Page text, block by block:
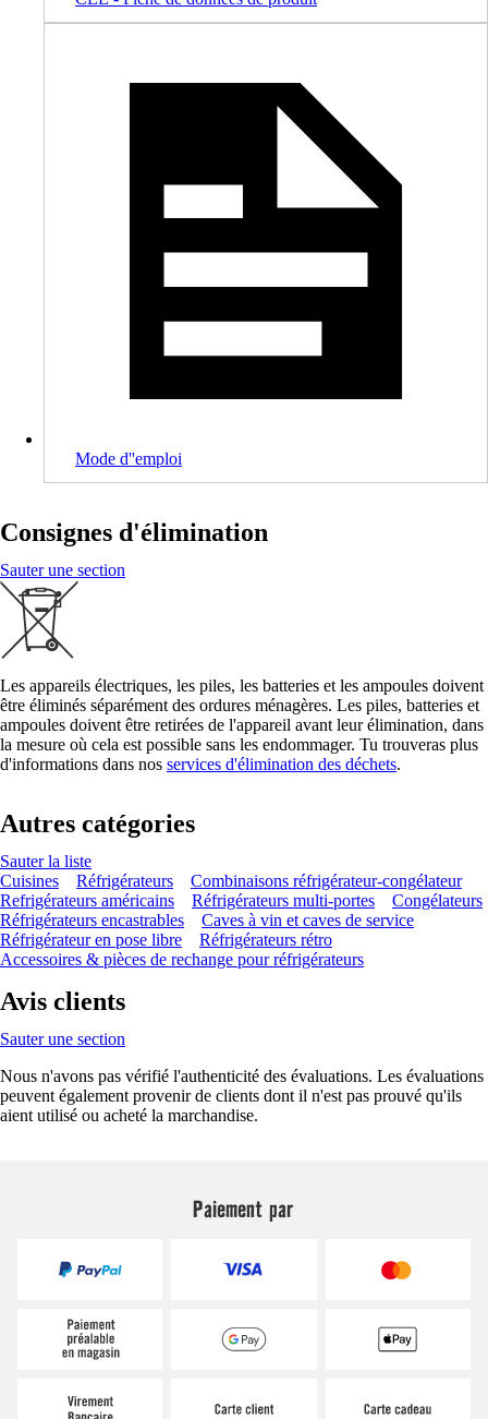
Mode d''emploi
Consignes d'élimination
Sauter une section
Les appareils électriques, les piles, les batteries et les ampoules doivent
être éliminés séparément des ordures ménagères. Les piles, batteries et
ampoules doivent être retirées de l'appareil avant leur élimination, dans
la mesure où cela est possible sans les endommager. Tu trouveras plus
d'informations dans nos services d'élimination des déchets.
Autres catégories
Sauter la liste
Cuisines
Réfrigérateurs
Combinaisons réfrigérateur-congélateur
Refrigérateurs américains
Réfrigérateurs multi-portes
Congélateurs
Réfrigérateurs encastrables
Caves à vin et caves de service
Réfrigérateur en pose libre
Réfrigérateurs rétro
Accessoires & pièces de rechange pour réfrigérateurs
Avis clients
Sauter une section
Nous n'avons pas vérifié l'authenticité des évaluations. Les évaluations
peuvent également provenir de clients dont il n'est pas prouvé qu'ils
aient utilisé ou acheté la marchandise.
Paiement par